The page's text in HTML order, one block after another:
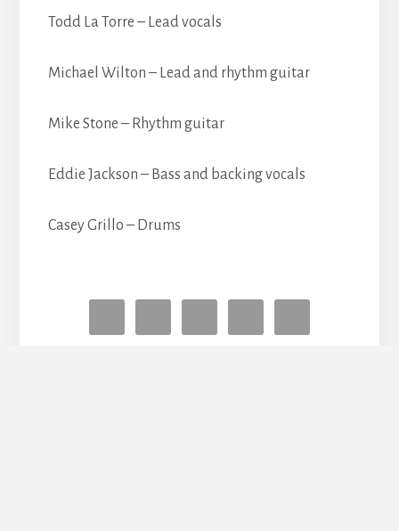
Todd La Torre – Lead vocals
Michael Wilton – Lead and rhythm guitar
Mike Stone – Rhythm guitar
Eddie Jackson – Bass and backing vocals
Casey Grillo – Drums